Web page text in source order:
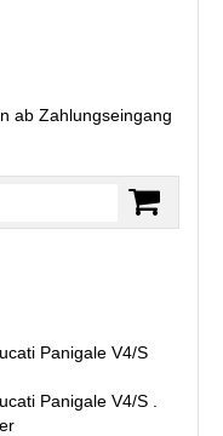
ab Zahlungseingang
Panigale V4/S
Panigale V4/S .